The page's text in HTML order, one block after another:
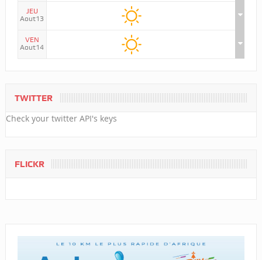
JEU
Aout13
VEN
Aout14
TWITTER
Check your twitter API's keys
FLICKR